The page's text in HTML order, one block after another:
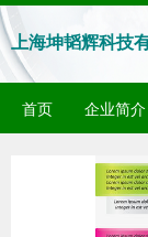
上海坤韬辉科技
首页 企业简介